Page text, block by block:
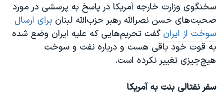
سخنگوی وزارت خارجه آمریکا در پاسخ به پرسشی در مورد
صحبت‌های حسن نصرالله رهبر حزب‌الله لبنان برای ارسال
سوخت از ایران گفت تحریم‌هایی که علیه ایران وضع شده
به قوت خود باقی هست و درباره نفت و سوخت
هیچ‌چیزی تغییر نکرده است.
سفر نفتالی بنت به آمریکا